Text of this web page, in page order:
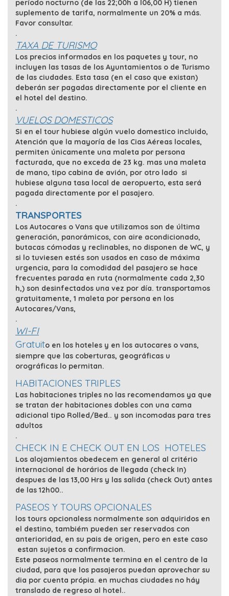
período nocturno (de las 22;00h a l06,00 H) tienen
suplemento de tarifa, normalmente un 20% a más.
Favor consultar.
.
TAXA DE TURISMO
Los precios informados en los paquetes y tour, no
incluyen las tasas de los Ayuntamientos o de Turismo
de las ciudades. Esta tasa (en el caso que existan)
deberán ser pagadas directamente por el cliente en
el hotel del destino.
.
VUELOS DOMESTICOS
Si en el tour hubiese algún vuelo domestico incluido,
Atención que la mayoría de las Cias Aéreas locales,
permiten únicamente una maleta por persona
facturada, que no exceda de 23 kg. mas una maleta
de mano, tipo cabina de avión, por otro lado si
hubiese alguna tasa local de aeropuerto, esta será
pagada directamente por el pasajero.
.
TRANSPORTES
Los Autocares o Vans que utilizamos son de última
generación, panorámicos, con aire acondicionado,
butacas cómodas y reclinables, no disponen de WC, y
si lo tuviesen estés son usados en caso de máxima
urgencia, para la comodidad del pasajero se hace
frecuentes parada en ruta (normalmente cada 2,30
h,) son desinfectados una vez por día. transportamos
gratuitamente, 1 maleta por persona en los
Autocares/Vans,
.
WI-FI
Gratuito en los hoteles y en los autocares o vans,
siempre que las coberturas, geográficas u
orográficas lo permitan.
HABITACIONES TRIPLES
Las habitaciones triples no las recomendamos ya que
se tratan der habitaciones dobles con una cama
adicional tipo Rolled/Bed.. y son incomodas para tres
adultos
.
CHECK IN E CHECK OUT EN LOS HOTELES
Los alojamientos obedecem en general al critério
internacional de horários de llegada (check In)
despues de las 13,00 Hrs y las salida (check Out) antes
de las 12h00..
PASEOS Y TOURS OPCIONALES
los tours opcionaless normalmente son adquiridos en
el destino, tambiém pueden ser reservados con
anterioridad, en su pais de origen, pero en este caso
estan sujetos a confirmacion.
Este paseos normalmente termina en el centro de la
ciudad, para que los pasajeros puedan aprovechar su
dia por cuenta própia. en muchas ciudades no háy
translado de regreso al hotel..